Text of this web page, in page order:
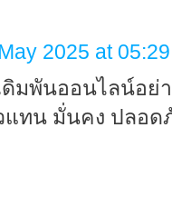
2025 at 05:29
มพันออนไลน์อย่
แทน มั่นคง ปลอ